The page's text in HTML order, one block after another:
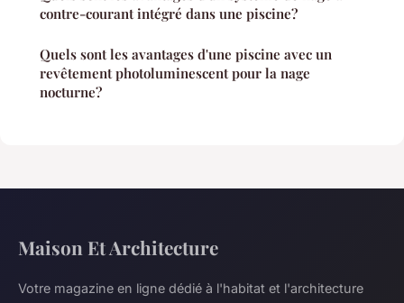
contre-courant intégré dans une piscine?
Quels sont les avantages d'une piscine avec un
revêtement photoluminescent pour la nage
nocturne?
Maison Et Architecture
Votre magazine en ligne dédié à l'habitat et l'architecture